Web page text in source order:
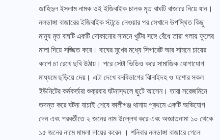
জাহিদুল ইসলাম নামক ওই ইজিবাইক চালক মৃত বাঘটি বাজারে নিয়ে যান।
নলডাঙ্গা বাজারের ইজিবাইক স্টান্ডে নেওয়ার পর সেখানে উপস্থিত কিছু
মানুষ মৃত বাঘটি একটি দোকানোর সামনে খুটির সঙ্গে বেঁধে তারা গলায় ফুলের
মালা দিয়ে সজ্জিত করে। বাঘের মুখের মধ্যে সিগারেট আর সামনে চায়ের
কাপে চা রেখে ছবি উঠায়। পরে সেটা ভিডিও করে সামাজিক যোগাযোগ
মাধ্যমে ছড়িয়ে দেয়। এটা দেখে বনবিভাগের ঝিনাইদহ ও যশোর সকল
ইউনিটের কর্মকর্তারা শুক্রবার ঘটনাস্থলে ছুটে আসেন। তারা সরেজমিনে
তদন্ত করে ঘটনা যাচাই শেষে কালীগঞ্জ থানায় প্রথমে একটি অভিযোগ
দেন এবং পরবর্তীতে ২ জনের নাম উল্লেখ করে এবং অজ্ঞাতনামা ১০ থেকে
১৫ জনের নামে মামলা দায়ের করেন । শনিবার নলডাঙ্গা বাজারে গেলে